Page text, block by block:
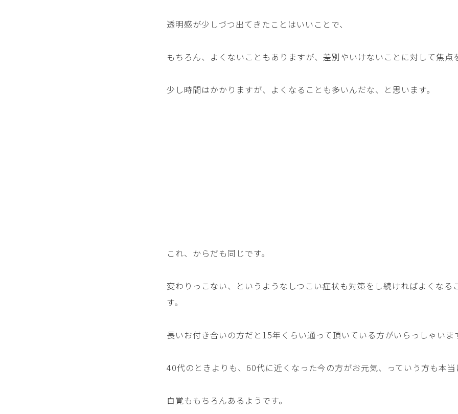
透明感が少しづつ出てきたことはいいことで、
もちろん、よくないこともありますが、差別やいけないことに対して焦点
少し時間はかかりますが、よくなることも多いんだな、と思います。
これ、からだも同じです。
変わりっこない、というようなしつこい症状も対策をし続ければよくなる
す。
長いお付き合いの方だと15年くらい通って頂いている方がいらっしゃいま
40代のときよりも、60代に近くなった今の方がお元気、っていう方も本
自覚ももちろんあるようです。